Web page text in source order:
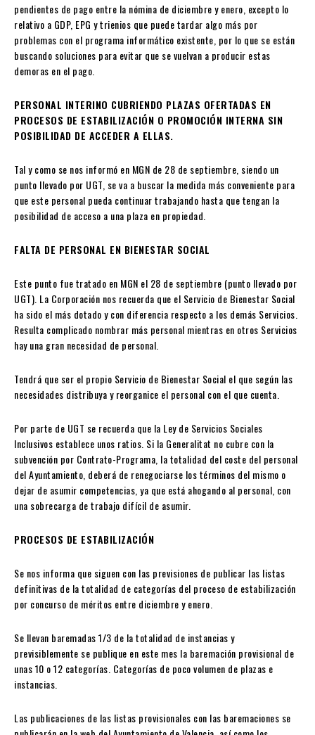
pendientes de pago entre la nómina de diciembre y enero, excepto lo
relativo a GDP, EPG y trienios que puede tardar algo más por
problemas con el programa informático existente, por lo que se están
buscando soluciones para evitar que se vuelvan a producir estas
demoras en el pago.
PERSONAL INTERINO CUBRIENDO PLAZAS OFERTADAS EN
PROCESOS DE ESTABILIZACIÓN O PROMOCIÓN INTERNA SIN
POSIBILIDAD DE ACCEDER A ELLAS.
Tal y como se nos informó en MGN de 28 de septiembre, siendo un
punto llevado por UGT, se va a buscar la medida más conveniente para
que este personal pueda continuar trabajando hasta que tengan la
posibilidad de acceso a una plaza en propiedad.
FALTA DE PERSONAL EN BIENESTAR SOCIAL
Este punto fue tratado en MGN el 28 de septiembre (punto llevado por
UGT). La Corporación nos recuerda que el Servicio de Bienestar Social
ha sido el más dotado y con diferencia respecto a los demás Servicios.
Resulta complicado nombrar más personal mientras en otros Servicios
hay una gran necesidad de personal.
Tendrá que ser el propio Servicio de Bienestar Social el que según las
necesidades distribuya y reorganice el personal con el que cuenta.
Por parte de UGT se recuerda que la Ley de Servicios Sociales
Inclusivos establece unos ratios. Si la Generalitat no cubre con la
subvención por Contrato-Programa, la totalidad del coste del personal
del Ayuntamiento, deberá de renegociarse los términos del mismo o
dejar de asumir competencias, ya que está ahogando al personal, con
una sobrecarga de trabajo difícil de asumir.
PROCESOS DE ESTABILIZACIÓN
Se nos informa que siguen con las previsiones de publicar las listas
definitivas de la totalidad de categorías del proceso de estabilización
por concurso de méritos entre diciembre y enero.
Se llevan baremadas 1/3 de la totalidad de instancias y
previsiblemente se publique en este mes la baremación provisional de
unas 10 o 12 categorías. Categorías de poco volumen de plazas e
instancias.
Las publicaciones de las listas provisionales con las baremaciones se